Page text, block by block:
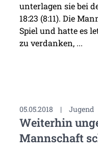
unterlagen sie bei
18:23 (8:11). Die
Spiel und hatte es
zu verdanken, ...
05.05.2018 | Jugend
Weiterhin
Mannschaft